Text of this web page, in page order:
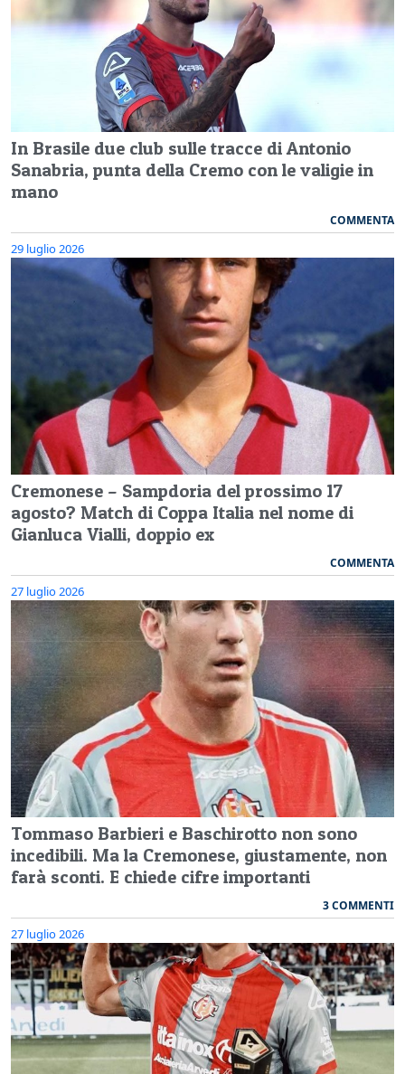
In Brasile due club sulle tracce di Antonio
Sanabria, punta della Cremo con le valigie in
mano
COMMENTA
29 luglio 2026
Cremonese – Sampdoria del prossimo 17
agosto? Match di Coppa Italia nel nome di
Gianluca Vialli, doppio ex
COMMENTA
27 luglio 2026
Tommaso Barbieri e Baschirotto non sono
incedibili. Ma la Cremonese, giustamente, non
farà sconti. E chiede cifre importanti
3 COMMENTI
27 luglio 2026